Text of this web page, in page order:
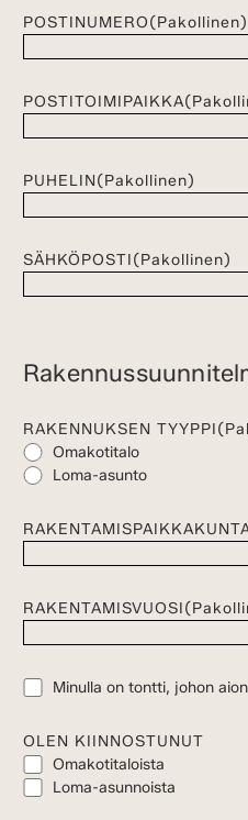
POSTINUMERO(Pakollinen)
POSTITOIMIPAIKKA
PUHELIN(Pakollinen)
SÄHKÖPOSTI(Pakollinen)
RAKENNUKSEN TYYPPI
Omakotitalo
Loma-asunto
RAKENTAMISVUOSI
TONTTIMinulla on tontti, johon
OLEN KIINNOSTUNUT
Omakotitaloista
Loma-asunnoista